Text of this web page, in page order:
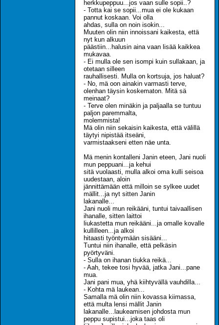
herkkupeppuu...jos vaan sulle sopii..?
- Totta kai se sopii...mua ei ole kukaan
pannut koskaan. Voi olla
ahdas, sulla on noin isokin...
Muuten olin niin innoissani kaikesta, että
nyt kun alkuun
päästiin...halusin aina vaan lisää kaikkea
mukavaa.
- Ei mulla ole sen isompi kuin sullakaan, ja
otetaan silleen
rauhallisesti. Mulla on kortsuja, jos haluat?
- No, mä oon ainakin varmasti terve,
olenhan täysin koskematon. Mitä sä
meinaat?
- Terve olen minäkin ja paljaalla se tuntuu
paljon paremmalta,
molemmista!
Mä olin niin sekaisin kaikesta, että välillä
täytyi nipistää itseäni,
varmistaakseni etten näe unta.
Mä menin kontalleni Janin eteen, Jani nuoli
mun peppuani...ja kehui
sitä vuolaasti, mulla alkoi oma kulli seisoa
uudestaan, aloin
jännittämään että milloin se sylkee uudet
mällit...ja nyt sitten Janin
lakanalle...
Jani nuoli mun reikääni, tuntui taivaallisen
ihanalle, sitten laittoi
liukastetta mun reikääni...ja omalle kovalle
kullilleen...ja alkoi
hitaasti työntymään sisääni...
Tuntui niin ihanalle, että pelkäsin
pyörtyväni.
- Sulla on ihanan tiukka reikä...
- Aah, tekee tosi hyvää, jatka Jani...pane
mua.
Jani pani mua, yhä kiihtyvällä vauhdilla...
- Kohta mä laukean...
Samalla mä olin niin kovassa kiimassa,
että multa lensi mällit Janin
lakanalle...laukeamisen johdosta mun
peppu supistui...joka taas oli